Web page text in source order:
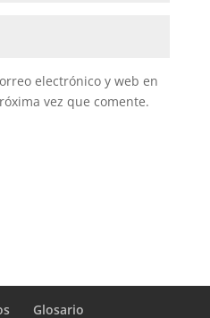
electrónico y web en
vez que comente.
Glosario